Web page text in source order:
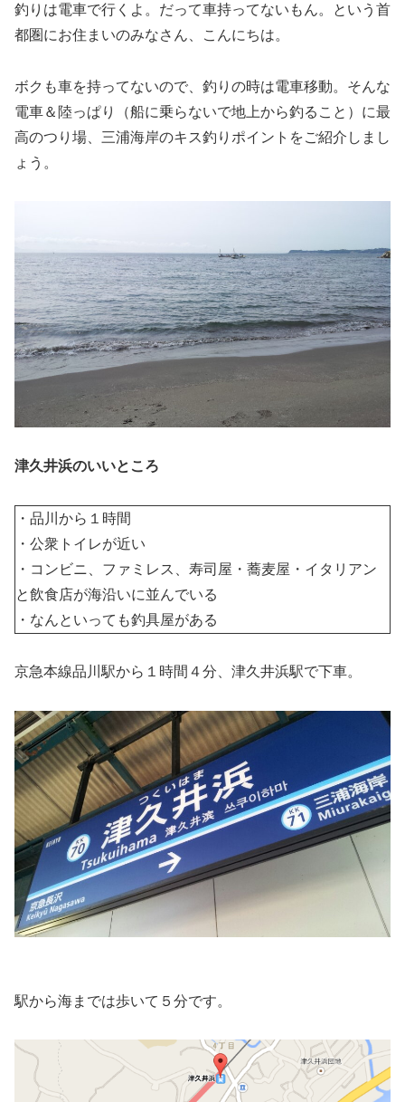
釣りは電車で行くよ。だって車持ってないもん。という首
都圏にお住まいのみなさん、こんにちは。
ボクも車を持ってないので、釣りの時は電車移動。そんな
電車＆陸っぱり（船に乗らないで地上から釣ること）に最
高のつり場、三浦海岸のキス釣りポイントをご紹介しまし
ょう。
津久井浜のいいところ
・品川から１時間
・公衆トイレが近い
・コンビニ、ファミレス、寿司屋・蕎麦屋・イタリアン
と飲食店が海沿いに並んでいる
・なんといっても釣具屋がある
京急本線品川駅から１時間４分、津久井浜駅で下車。
駅から海までは歩いて５分です。